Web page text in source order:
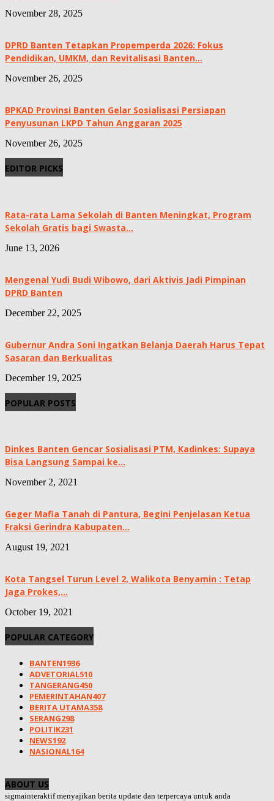
November 28, 2025
DPRD Banten Tetapkan Propemperda 2026: Fokus
Pendidikan, UMKM, dan Revitalisasi Banten...
November 26, 2025
BPKAD Provinsi Banten Gelar Sosialisasi Persiapan
Penyusunan LKPD Tahun Anggaran 2025
November 26, 2025
EDITOR PICKS
Rata-rata Lama Sekolah di Banten Meningkat, ‎Program
Sekolah Gratis bagi Swasta...
June 13, 2026
Mengenal Yudi Budi Wibowo, dari Aktivis Jadi Pimpinan
DPRD Banten
December 22, 2025
Gubernur Andra Soni Ingatkan Belanja Daerah Harus Tepat
Sasaran dan Berkualitas
December 19, 2025
POPULAR POSTS
Dinkes Banten Gencar Sosialisasi PTM, Kadinkes: Supaya
Bisa Langsung Sampai ke...
November 2, 2021
Geger Mafia Tanah di Pantura, Begini Penjelasan Ketua
Fraksi Gerindra Kabupaten...
August 19, 2021
Kota Tangsel Turun Level 2, Walikota Benyamin : Tetap
Jaga Prokes,...
October 19, 2021
POPULAR CATEGORY
BANTEN1936
ADVETORIAL510
TANGERANG450
PEMERINTAHAN407
BERITA UTAMA358
SERANG298
POLITIK231
NEWS192
NASIONAL164
ABOUT US
sigmainteraktif menyajikan berita update dan terpercaya untuk anda